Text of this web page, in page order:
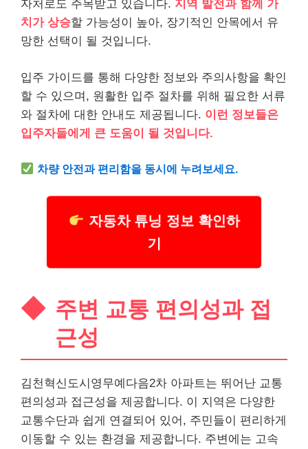
자처로도 주목받고 있습니다. 지역 발전과 함께 가
치가 상승할 가능성이 높아, 장기적인 안목에서 유
망한 선택이 될 것입니다.
입주 가이드를 통해 다양한 정보와 주의사항을 확인
할 수 있으며, 원활한 입주 절차를 위해 필요한 서류
와 절차에 대한 안내도 제공됩니다. 이런 정보들은
입주자들에게 큰 도움이 될 것입니다.
차량 안전과 편리함을 동시에 누려보세요.
자동차 튜닝 정보 확인하
기
주변 교통 편의성과 접
근성
김천혁신도시영무예다음2차 아파트는 뛰어난 교통
편의성과 접근성을 제공합니다. 이 지역은 다양한
교통수단과 쉽게 연결되어 있어, 주민들이 편리하게
이동할 수 있는 환경을 제공합니다. 주변에는 고속